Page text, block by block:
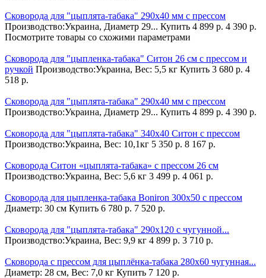
Сковорода для "цыплята-табака" 290х40 мм с прессом
Производство:Украина, Диаметр 29... Купить 4 899 р. 4 390 р.
Посмотрите товары со схожими параметрами
Сковорода для "цыпленка-табака" Cитон 26 см с прессом и
ручкой Производство:Украина, Вес: 5,5 кг Купить 3 680 р. 4
518 р.
Сковорода для "цыплята-табака" 290х40 мм с прессом
Производство:Украина, Диаметр 29... Купить 4 899 р. 4 390 р.
Сковорода для "цыплята-табака" 340х40 Ситон с прессом
Производство:Украина, Вес: 10,1кг 5 350 р. 8 167 р.
Сковорода Cитон «цыплята-табака» с прессом 26 см
Производство:Украина, Вес: 5,6 кг 3 499 р. 4 061 р.
Сковорода для цыпленка-табака Boniron 300х50 с прессом
Диаметр: 30 см Купить 6 780 р. 7 520 р.
Сковорода для "цыплята-табака" 290х120 с чугунной...
Производство:Украина, Вес: 9,9 кг 4 899 р. 3 710 р.
Сковорода с прессом для цыплёнка-табака 280х60 чугунная...
Диаметр: 28 см, Вес: 7,0 кг Купить 7 120 р.